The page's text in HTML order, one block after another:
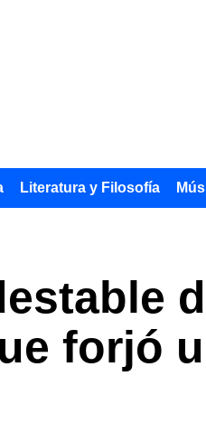
Literatura y Filosofía
forjó